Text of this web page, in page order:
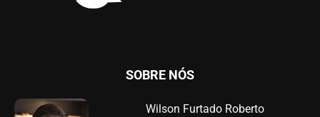
SOBRE NÓS
Wilson Furtado Roberto